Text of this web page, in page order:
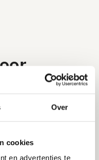
Over
cookies
en advertenties te
Goede
snel maar